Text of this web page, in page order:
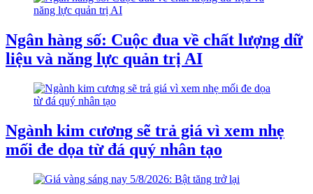
Ngân hàng số: Cuộc đua về chất lượng dữ
liệu và năng lực quản trị AI
Ngành kim cương sẽ trả giá vì xem nhẹ
mối đe dọa từ đá quý nhân tạo